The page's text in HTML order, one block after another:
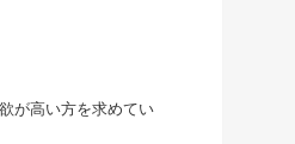
が高い方を求めてい